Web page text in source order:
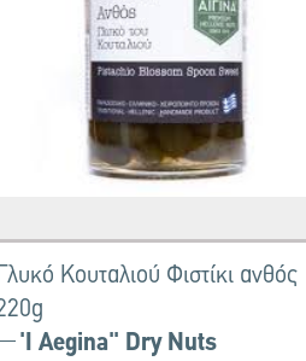
Γλυκό Κουταλιού Φιστίκι ανθός
'I Aegina'' Dry Nuts